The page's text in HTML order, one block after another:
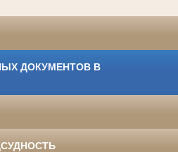
ДОКУМЕНТОВ В